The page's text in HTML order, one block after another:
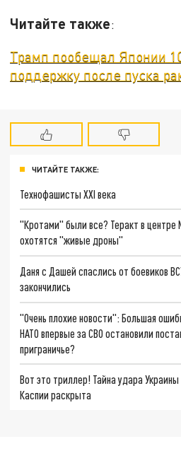
Читайте также:
Трамп пообещал Японии
поддержку после пуска
ЧИТАЙТЕ ТАКЖЕ:
Технофашисты XXI века
"Кротами" были все? Теракт в центре
охотятся "живые дроны"
Даня с Дашей спаслись от боевиков
закончились
"Очень плохие новости": Большая
НАТО впервые за СВО остановили
приграничье?
Вот это триллер! Тайна удара Украины
Каспии раскрыта